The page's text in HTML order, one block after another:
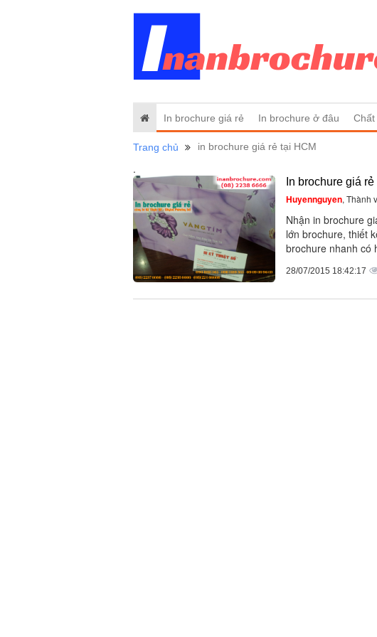
In brochure giá rẻ In brochure ở đâu Chất
Trang chủ in brochure giá rẻ tại HCM
.
In brochure giá rẻ
Huyennguyen, Thành
Nhận in brochure
lớn brochure, thiết
brochure nhanh có
28/07/2015 18:42:17